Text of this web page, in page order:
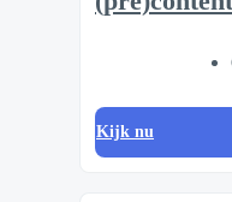
Kijk nu